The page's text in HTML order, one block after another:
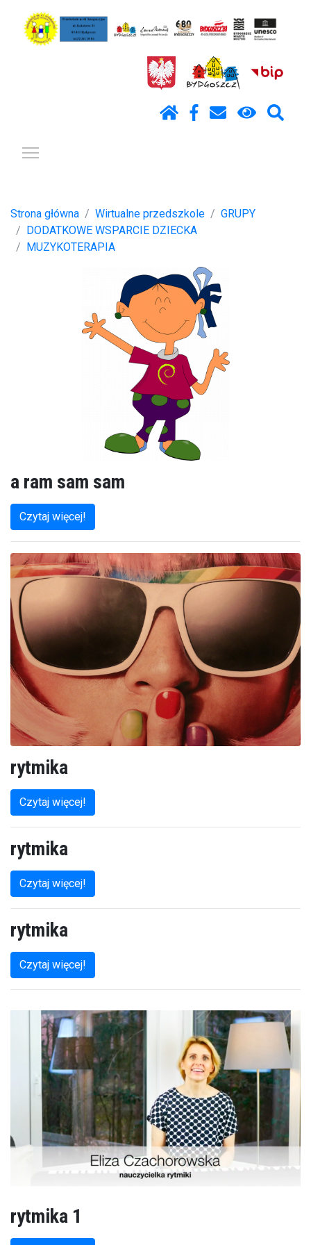
Strona główna Wirtualne przedszkole
GRUPY
DODATKOWE WSPARCIE DZIECKA
MUZYKOTERAPIA
a ram sam sam
Czytaj więcej!
rytmika
Czytaj więcej!
rytmika
Czytaj więcej!
rytmika
Czytaj więcej!
rytmika 1